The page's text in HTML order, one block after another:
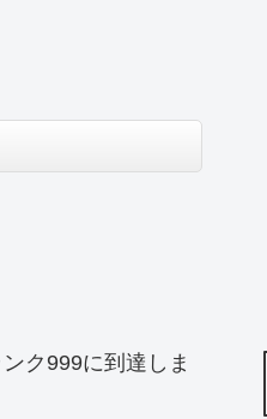
ク999に到達しま